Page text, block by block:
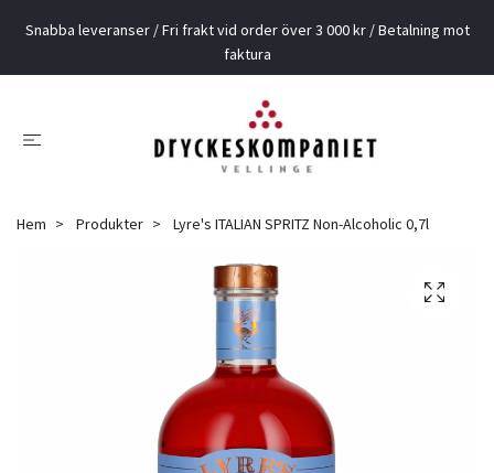
Snabba leveranser / Fri frakt vid order över 3 000 kr / Betalning mot
faktura
Hem Produkter Lyre's ITALIAN SPRITZ Non-Alcoholic 0,7l